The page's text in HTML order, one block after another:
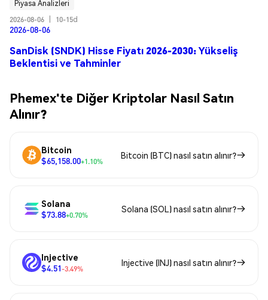
Piyasa Analizleri
2026-08-06
10-15d
2026-08-06
SanDisk (SNDK) Hisse Fiyatı 2026-2030: Yükseliş
Beklentisi ve Tahminler
Phemex'te Diğer Kriptolar Nasıl Satın
Alınır?
Bitcoin
$65,158.00+1.10%
Bitcoin (BTC) nasıl satın alınır?
Solana
$73.88+0.70%
Solana (SOL) nasıl satın alınır?
Injective
$4.51-3.49%
Injective (INJ) nasıl satın alınır?